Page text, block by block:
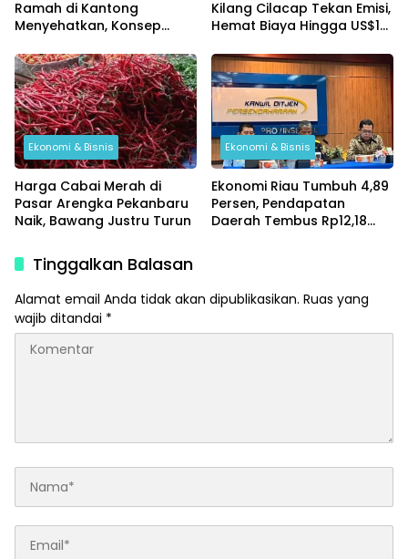
Ramah di Kantong
Menyehatkan, Konsep
anak Muda
Kilang Cilacap Tekan Emisi,
Hemat Biaya Hingga US$10
Ekonomi & Bisnis
Harga Cabai Merah di
Pasar Arengka Pekanbaru
Naik, Bawang Justru Turun
Ekonomi & Bisnis
Ekonomi Riau Tumbuh 4,89
Persen, Pendapatan
Daerah Tembus Rp12,18
Tinggalkan Balasan
Alamat email Anda tidak akan dipublikasikan. Ruas yang
wajib ditandai *